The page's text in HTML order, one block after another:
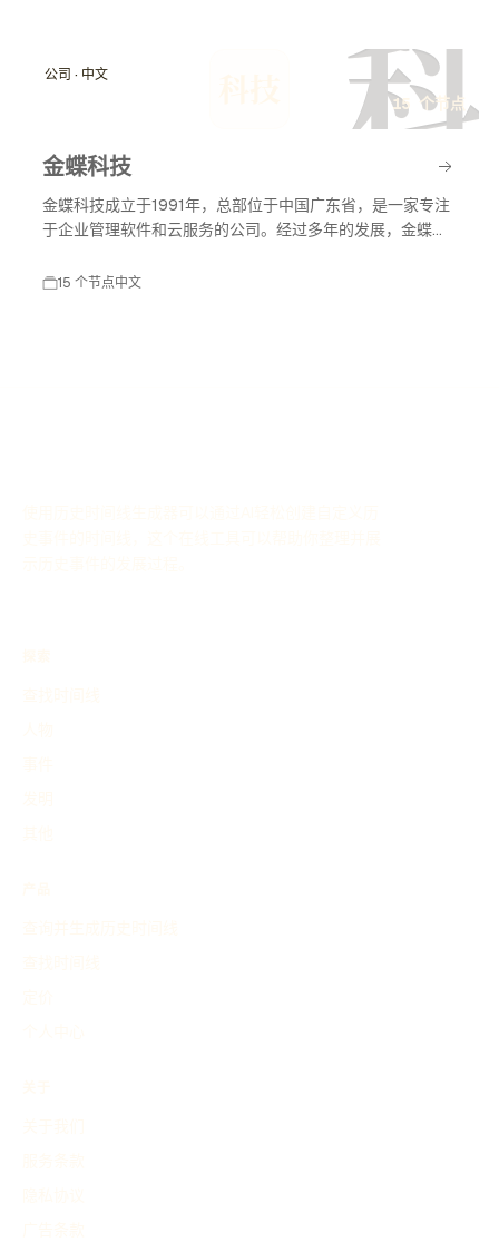
科
公司 · 中文
15 个节点
金蝶科技
金蝶科技成立于1991年，总部位于中国广东省，是一家专注
于企业管理软件和云服务的公司。经过多年的发展，金蝶科
理、供应链管理、人力资源管理等多个领域。
15 个节点中文